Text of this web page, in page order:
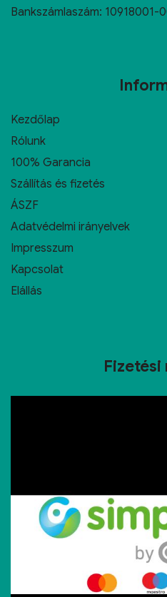
Bankszámlaszám:
Kezdőlap
Rólunk
100% Garancia
Szállítás és fizetés
ÁSZF
Adatvédelmi irányelvek
Impresszum
Kapcsolat
Elállás
Fizetési